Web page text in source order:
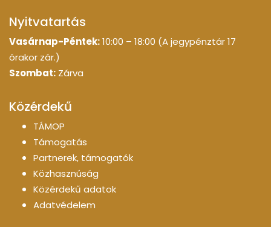
Nyitvatartás
Vasárnap-Péntek:10:00 – 18:00 (A jegypénztár 17
órakor zár.)
Szombat: Zárva
Közérdekű
TÁMOP
Támogatás
Partnerek, támogatók
Közhasznúság
Közérdekű adatok
Adatvédelem